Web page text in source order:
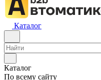
Каталог
Каталог
По всему сайту